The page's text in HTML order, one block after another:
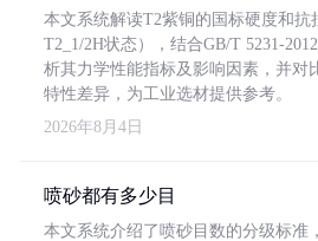
本文系统解读T2紫铜的国标硬度和抗
T2_1/2H状态），结合GB/T 5231-
析其力学性能指标及影响因素，并对
特性差异，为工业选材提供参考。
2026年8月4日
喷砂都有多少目
本文系统介绍了喷砂目数的分级标准